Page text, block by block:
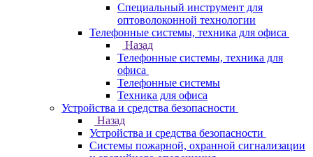
Специальный инструмент для
оптоволоконной технологии
Телефонные системы, техника для офиса
Назад
Телефонные системы, техника для
офиса
Телефонные системы
Техника для офиса
Устройства и средства безопасности
Назад
Устройства и средства безопасности
Системы пожарной, охранной сигнализации